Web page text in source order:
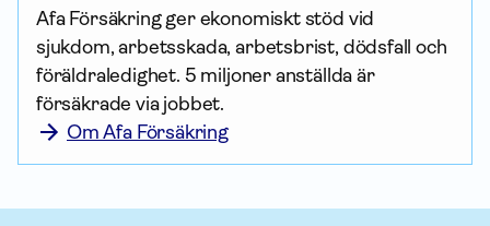
Afa För­säkring ger ekonomiskt stöd vid
sjukdom, arbetsskada, arbetsbrist, dödsfall och
föräldraledighet. 5 miljoner anställda är
försäkrade via jobbet.
Om Afa Försäkring